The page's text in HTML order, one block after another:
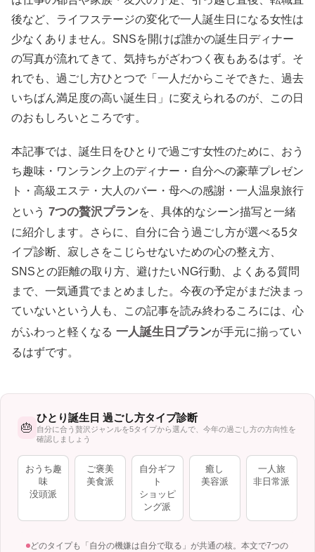
後など、ライフステージの変化で一人誕生日になる女性は
少なくありません。SNSを開けば誰かの誕生日ディナー
の写真が流れてきて、気持ちがざわつく夜もあるはず。そ
れでも、過ごし方ひとつで「一人だからこそできた、過去
いちばん満足度の高い誕生日」に変えられるのが、この日
のおもしろいところです。
本記事では、誕生日をひとりで過ごす女性のために、おう
ち趣味・ワンランク上のディナー・自分への豪華プレゼン
ト・高級エステ・大人のバー・母への感謝・一人温泉旅行
という 7つの贅沢プランを、具体的なシーン描写と一緒
に紹介します。さらに、自分に合う過ごし方が選べる5タ
イプ診断、寂しさをこじらせないための心の整え方、
SNSとの距離の取り方、避けたいNG行動、よくある質問
まで、一気通貫でまとめました。今夜の予定がまだ決まっ
ていないという人も、この記事を読み終わるころには、心
がふわっと軽くなる 一人誕生日プランが手元に揃ってい
るはずです。
🎂
ひとり誕生日 過ごし方タイプ診断
自分に合う贅沢ジャンルを5タイプから選んで、今年の過ごし方の方向性を
確認しましょう
おうち趣
味
没頭派
ご褒美
美食派
自分ギフ
ト
ショッピ
ング派
癒し
美容派
一人旅
非日常派
どのタイプも「自分の機嫌は自分で取る」が共通の核。本文で7つの